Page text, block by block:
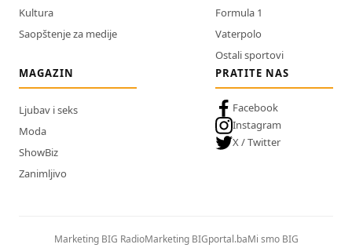
Kultura
Saopštenje za medije
Formula 1
Vaterpolo
Ostali sportovi
MAGAZIN
Ljubav i seks
Moda
ShowBiz
Zanimljivo
PRATITE NAS
Facebook
Instagram
X / Twitter
Marketing BIG RadioMarketing BIGportal.baMi smo BIG